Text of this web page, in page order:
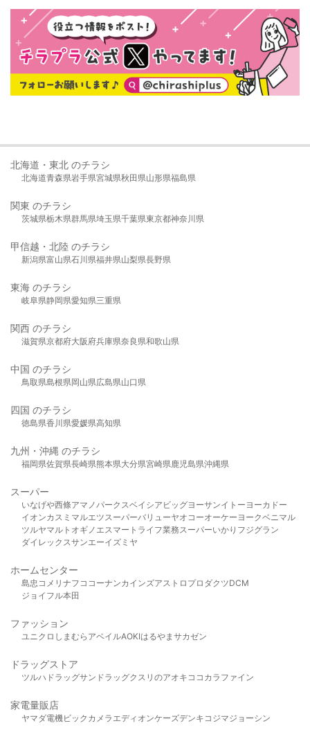
北海道・東北 のチラシ
北海道青森県岩手県宮城県秋田県山形県福島県
関東 のチラシ
茨城県栃木県群馬県埼玉県千葉県東京都神奈川県
甲信越・北陸 のチラシ
新潟県富山県石川県福井県山梨県長野県
東海 のチラシ
岐阜県静岡県愛知県三重県
関西 のチラシ
滋賀県京都府大阪府兵庫県奈良県和歌山県
中国 のチラシ
鳥取県島根県岡山県広島県山口県
四国 のチラシ
徳島県香川県愛媛県高知県
九州・沖縄 のチラシ
福岡県佐賀県長崎県熊本県大分県宮崎県鹿児島県沖縄県
スーパー
いなげや西條アマノパークスベイシア ビッグヨーサンイトーヨーカドー
イオンカスミ マルエツスーパーバリューヤオコーオーケー ヨークベニマル
ツルヤマルト オギノ エスマート ライフ業務スーパーいかり フジグラン
ダイレックスサンエーイズミヤ
ホームセンター
島忠 コメリ ナフコ コーナンカインズアストロプロダクツDCM
ジョイフル本田
ファッション
ユニクロ しまむら アベイルAOKIはるやま サカゼン
ドラッグストア
ツルハドラッグサンドラッグクスリのアオキ ココカラファイン
家電量販店
ヤマダ電機ビックカメラ エディオンケーズデンキ コジマジョーシン